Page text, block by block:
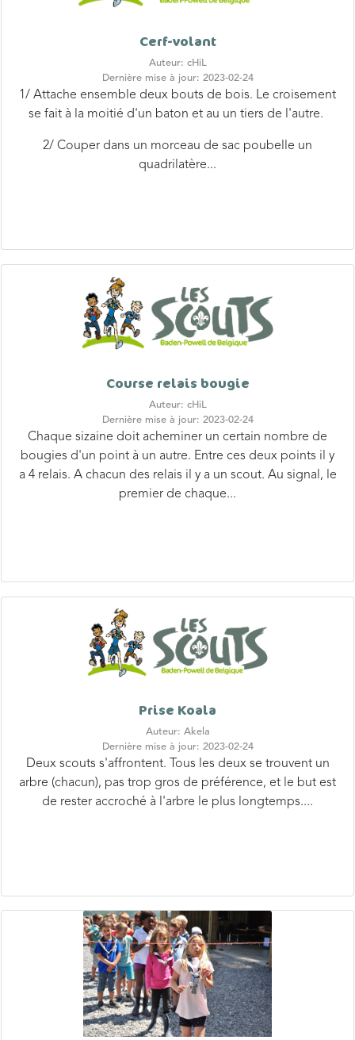
Auteur: cHiL
1/ Attache ensemble deux bouts de bois. Le croisement
se fait à la moitié d'un baton et au un tiers de l'autre.
2/ Couper dans un morceau de sac poubelle un
quadrilatère...
Auteur: cHiL
Dernière mise à jour: 2023-02-24
Chaque sizaine doit acheminer un certain nombre de
bougies d'un point à un autre. Entre ces deux points il y
a 4 relais. A chacun des relais il y a un scout. Au signal, le
premier de chaque...
Auteur: Akela
Deux scouts s'affrontent. Tous les deux se trouvent un
arbre (chacun), pas trop gros de préférence, et le but est
de rester accroché à l'arbre le plus longtemps....
la cale est vide